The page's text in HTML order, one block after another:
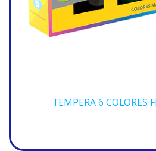
TEMPERA 6 COLORES